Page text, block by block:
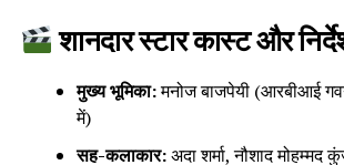
शानदार स्टार कास्ट और
मुख्य भूमिका:मनोज बाजपेयी (आरबीआई
में)
सह-कलाकार:अदा शर्मा, नौशाद मोहम्मद